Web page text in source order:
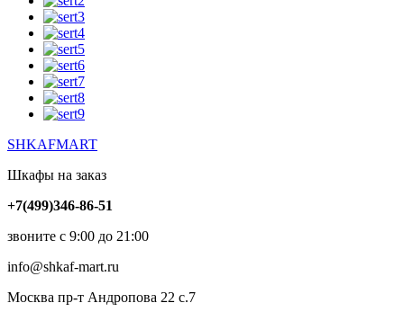
SHKAFMART
Шкафы на заказ
+7(499)346-86-51
звоните с 9:00 до 21:00
info@shkaf-mart.ru
Москва пр-т Андропова 22 с.7